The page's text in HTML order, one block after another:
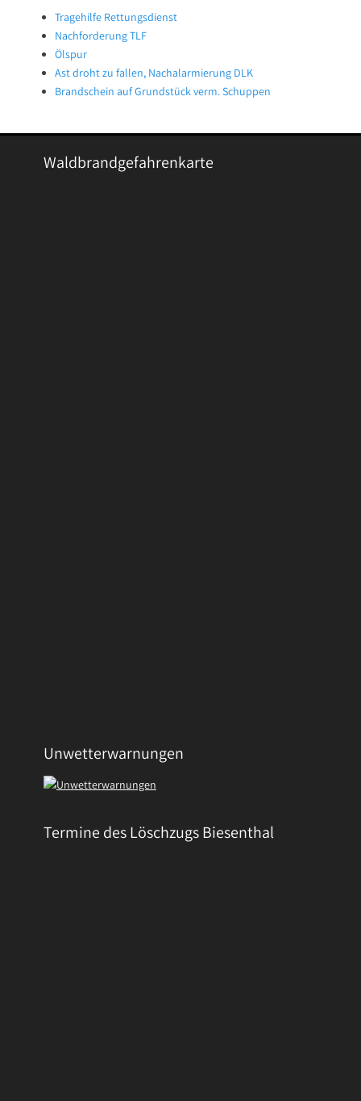
Tragehilfe Rettungsdienst
Nachforderung TLF
Ölspur
Ast droht zu fallen, Nachalarmierung DLK
Brandschein auf Grundstück verm. Schuppen
Waldbrandgefahrenkarte
Unwetterwarnungen
Termine des Löschzugs Biesenthal